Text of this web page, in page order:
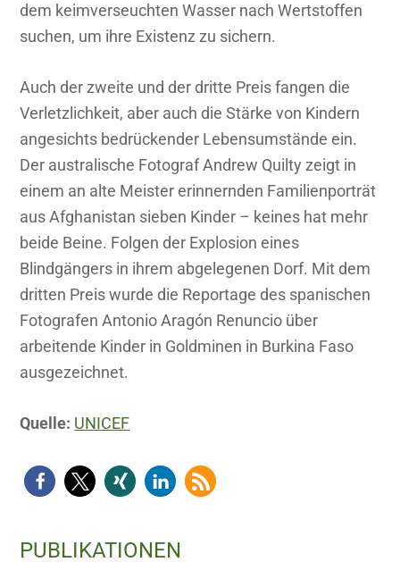
dem keimverseuchten Wasser nach Wertstoffen
suchen, um ihre Existenz zu sichern.
Auch der zweite und der dritte Preis fangen die
Verletzlichkeit, aber auch die Stärke von Kindern
angesichts bedrückender Lebensumstände ein.
Der australische Fotograf Andrew Quilty zeigt in
einem an alte Meister erinnernden Familienporträt
aus Afghanistan sieben Kinder – keines hat mehr
beide Beine. Folgen der Explosion eines
Blindgängers in ihrem abgelegenen Dorf. Mit dem
dritten Preis wurde die Reportage des spanischen
Fotografen Antonio Aragón Renuncio über
arbeitende Kinder in Goldminen in Burkina Faso
ausgezeichnet.
Quelle: UNICEF
Haupt-
PUBLIKATIONEN